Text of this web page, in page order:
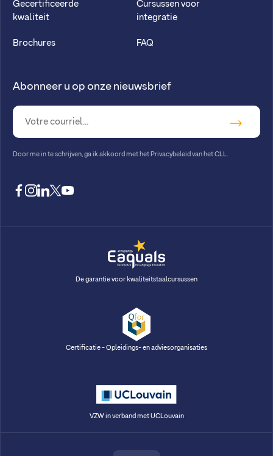
Gecertificeerde
kwaliteit
Brochures
Cursussen voor
integratie
FAQ
Abonneer u op onze nieuwsbrief
Door me in te schrijven, ga ik akkoord met het Privacybeleid van het CLL
facebook
instagram
linkedin
twitteryoutube
De garantie voor kwaliteitstaalcursussen
Certificatie - Opleidings- en adviesorganisaties
VZW in verband met UCLouvain